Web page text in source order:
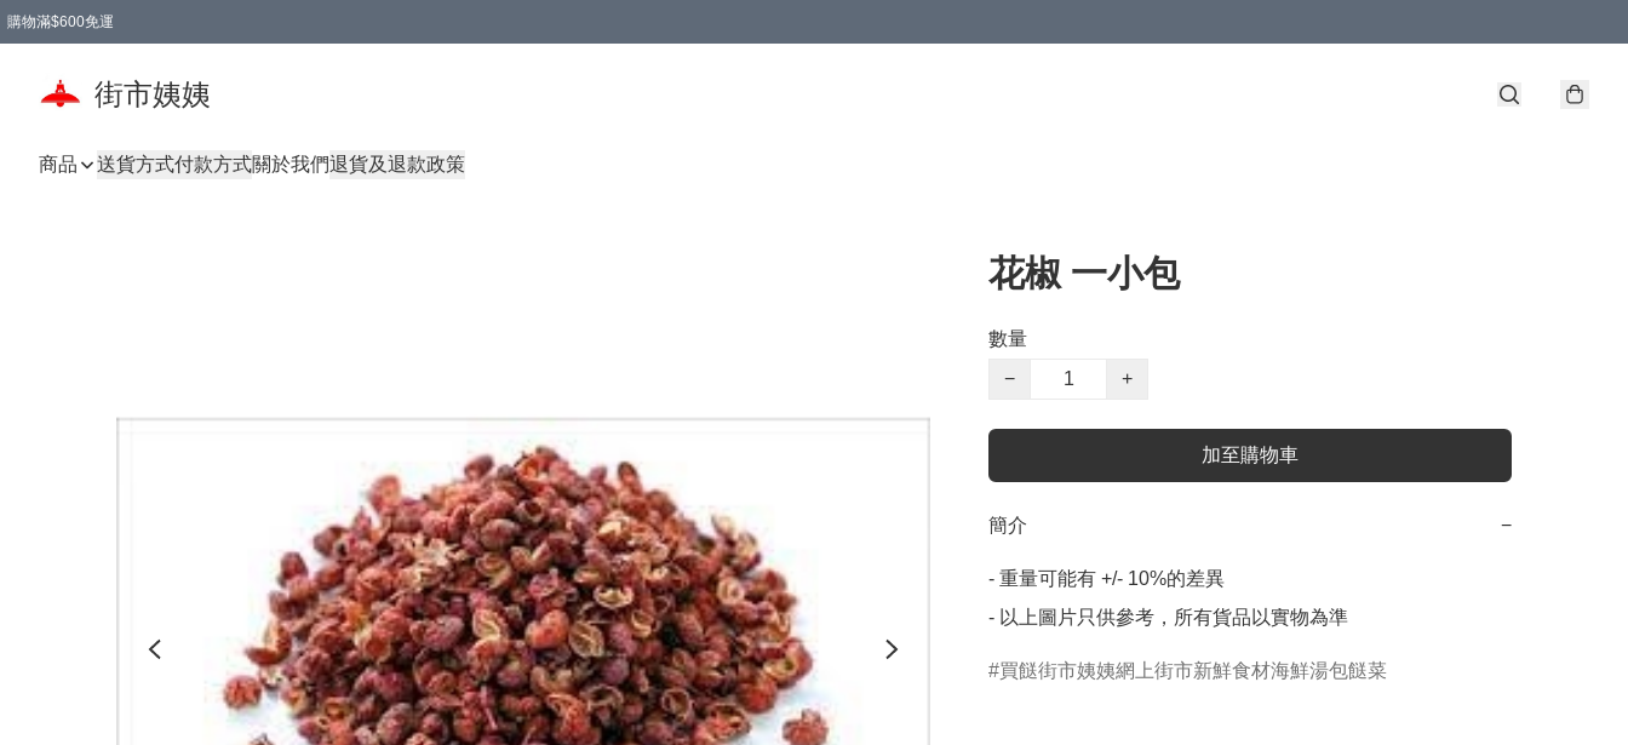
購物滿$600免運
街市姨姨
商品 送貨方式付款方式關於我們退貨及退款政策
花椒 一小包
數量
−
+
加至購物車
簡介 −
- 重量可能有 +/- 10%的差異
- 以上圖片只供參考，所有貨品以實物為準
買餸街市姨姨網上街市新鮮食材海鮮湯包餸菜